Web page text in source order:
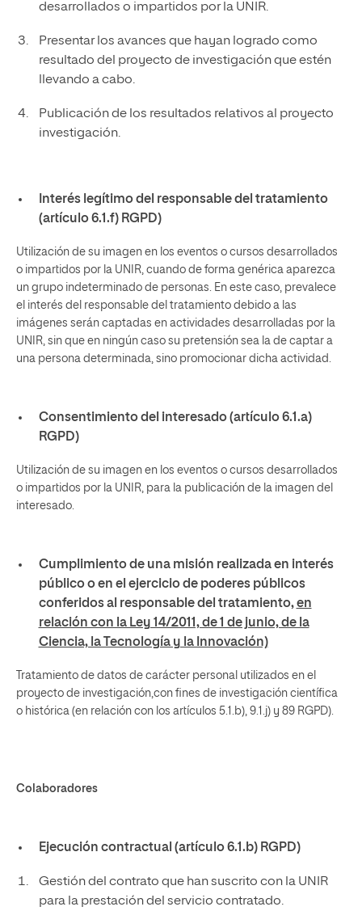
desarrollados o impartidos por la UNIR.
Presentar los avances que hayan logrado como
resultado del proyecto de investigación que estén
llevando a cabo.
Publicación de los resultados relativos al proyecto
investigación.
Interés legítimo del responsable del tratamiento
(artículo 6.1.f) RGPD)
Utilización de su imagen en los eventos o cursos desarrollados
o impartidos por la UNIR, cuando de forma genérica aparezca
un grupo indeterminado de personas. En este caso, prevalece
el interés del responsable del tratamiento debido a las
imágenes serán captadas en actividades desarrolladas por la
UNIR, sin que en ningún caso su pretensión sea la de captar a
una persona determinada, sino promocionar dicha actividad.
Consentimiento del interesado (artículo 6.1.a)
RGPD)
Utilización de su imagen en los eventos o cursos desarrollados
o impartidos por la UNIR, para la publicación de la imagen del
interesado.
Cumplimiento de una misión realizada en interés
público o en el ejercicio de poderes públicos
conferidos al responsable del tratamiento,en
relación con la Ley 14/2011, de 1 de junio, de la
Ciencia, la Tecnología y la Innovación)
Tratamiento de datos de carácter personal utilizados en el
proyecto de investigación,con fines de investigación científica
o histórica (en relación con los artículos 5.1.b), 9.1.j) y 89 RGPD).
Colaboradores
Ejecución contractual (artículo 6.1.b) RGPD)
Gestión del contrato que han suscrito con la UNIR
para la prestación del servicio contratado.